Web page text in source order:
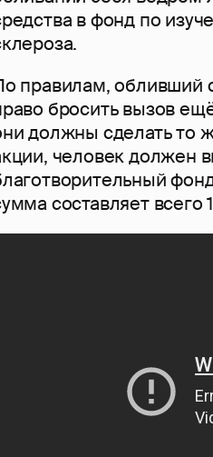
в фонд по
правилам, обливший
бросить вызов
должны сделать то
человек должен
cоставляет всего